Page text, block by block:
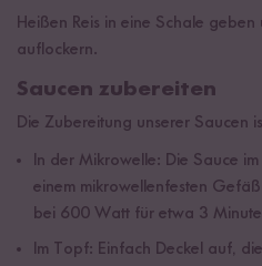
Heißen Reis in eine Schale
auflockern.
Saucen zubereiten
Die Zubereitung unserer Saucen
In der Mikrowelle: Die Sauce
einem mikrowellenfesten
bei 600 Watt für etwa 3
Im Topf: Einfach Deckel auf,